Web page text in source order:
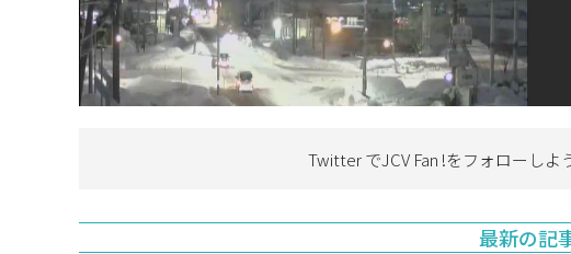
Twitter でJCV Fan !をフォローしよ
最新の記